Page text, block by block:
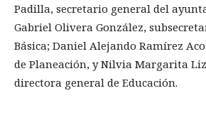
Padilla, secretario general del
Gabriel Olivera González,
Básica; Daniel Alejando Ramírez
de Planeación, y Nilvia Margarita
directora general de Educación.